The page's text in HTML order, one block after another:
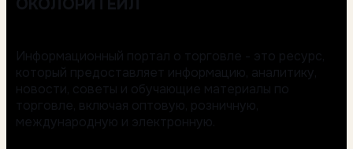
ОКОЛОРИТЕЙЛ
Информационный портал о торговле - это ресурс,
который предоставляет информацию, аналитику,
новости, советы и обучающие материалы по
торговле, включая оптовую, розничную,
международную и электронную.